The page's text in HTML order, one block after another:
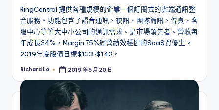
RingCentral 提供各種規模的企業一個訂閱式的雲端通訊整
合服務。功能包含了語音通訊、視訊、團隊簡訊、傳真、客
服中心等等大中小公司的通訊需求。是市場領先者。營收每
年成長34%，Margin 75%經營績效穩健的SaaS資優生。
2019年底股價目標$133~$142。
Posted
Richard Lo 2019 年 5 月 20 日